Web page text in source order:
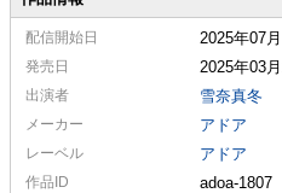
配信開始日 2025年07
発売日 2025年03
出演者 雪奈真冬
メーカー アドア
レーベル アドア
作品ID adoa-1807